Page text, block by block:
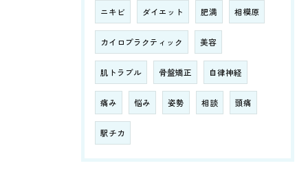
ニキビ ダイエット 肥満 相模原
カイロプラクティック 美容
肌トラブル 骨盤矯正 自律神経
痛み 悩み 姿勢 相談 頭痛
駅チカ